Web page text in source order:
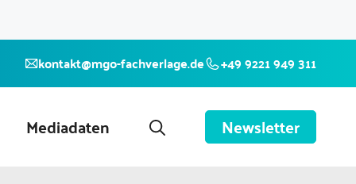
kontakt@mgo-fachverlage.de +49 9221 949 311
Mediadaten Newsletter